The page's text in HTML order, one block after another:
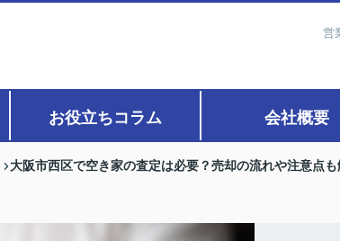
営
お役立ちコラム 会社概要
大阪市西区で空き家の査定は必要？売却の流れや注意点も